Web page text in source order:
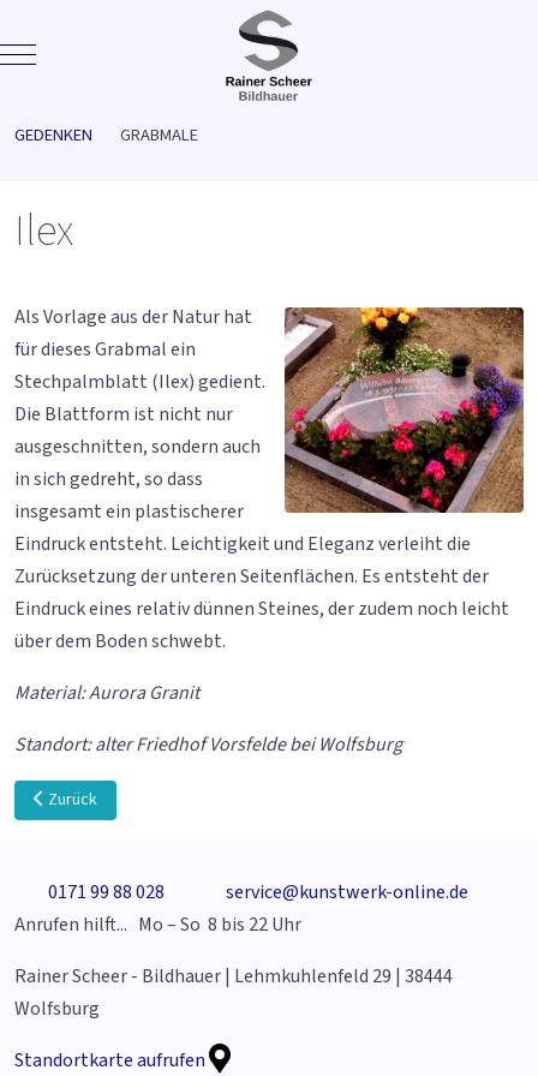
Mobile Menu Toggle
GEDENKEN GRABMALE
Ilex
Als Vorlage aus der Natur hat
für dieses Grabmal ein
Stechpalmblatt (Ilex) gedient.
Die Blattform ist nicht nur
ausgeschnitten, sondern auch
in sich gedreht, so dass
insgesamt ein plastischerer
Eindruck entsteht. Leichtigkeit und Eleganz verleiht die
Zurücksetzung der unteren Seitenflächen. Es entsteht der
Eindruck eines relativ dünnen Steines, der zudem noch leicht
über dem Boden schwebt.
Material: Aurora Granit
Standort: alter Friedhof Vorsfelde bei Wolfsburg
Vorheriger Beitrag: Vater und Sohn
Zurück
0171 99 88 028
service@kunstwerk-online.de
Anrufen hilft... Mo – So 8 bis 22 Uhr
Rainer Scheer - Bildhauer | Lehmkuhlenfeld 29 | 38444
Wolfsburg
Standortkarte aufrufen